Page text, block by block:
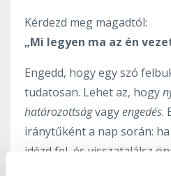
Kérdezd meg magadtól:
„Mi legyen ma az én
Engedd, hogy egy szó
tudatosan. Lehet az, hogy
határozottságvagyengedés.
iránytűként a nap során:
idézd fel, és visszatalálsz